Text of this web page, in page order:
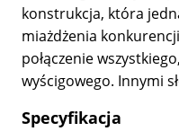
konstrukcja, która
miażdżenia
połączenie
wyścigowego. Innymi
Specyfikacja